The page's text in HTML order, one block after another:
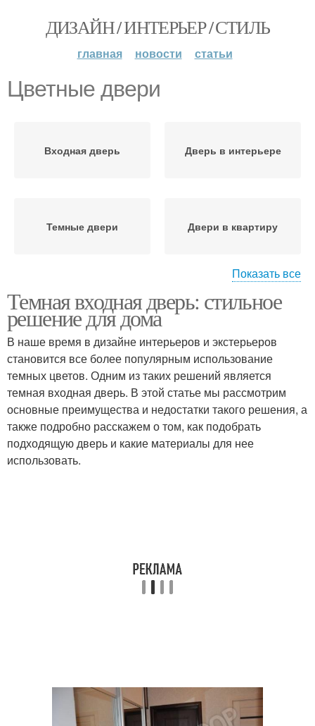
ДИЗАЙН / ИНТЕРЬЕР / СТИЛЬ
главная новости статьи
Цветные двери
Входная дверь Дверь в интерьере
Темные двери Двери в квартиру
Черные двери Двери в интерьере
Черная дверь Бежевая дверь
Входные двери
стенами
стенами
Показать все
Темная входная дверь: стильное
решение для дома
В наше время в дизайне интерьеров и экстерьеров
становится все более популярным использование
темных цветов. Одним из таких решений является
темная входная дверь. В этой статье мы рассмотрим
основные преимущества и недостатки такого решения, а
также подробно расскажем о том, как подобрать
подходящую дверь и какие материалы для нее
использовать.